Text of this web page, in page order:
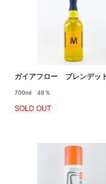
ガイアフロー ブレンデッ
700ml 48％
SOLD OUT